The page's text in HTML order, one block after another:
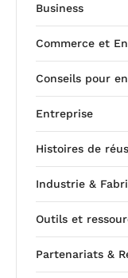
Business
Commerce et
Conseils pour
Entreprise
Histoires de
Industrie &
Outils et
Partenariats &